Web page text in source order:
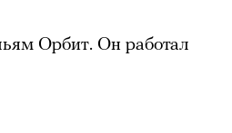
Орбит. Он работал